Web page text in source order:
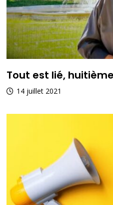
Tout est lié,
14 juillet 2021